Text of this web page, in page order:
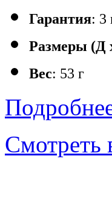
Гарантия: 3
Размеры
Вес: 53 г
Смотреть